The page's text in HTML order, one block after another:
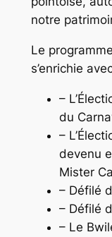
notre
Le
s’enrichie
–
du
–
devenu
Mister
– Défilé
– Défilé
– Le